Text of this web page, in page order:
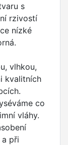
s
rzivostí
nízké
vlhkou,
kvalitních
co
vláhy.
a při